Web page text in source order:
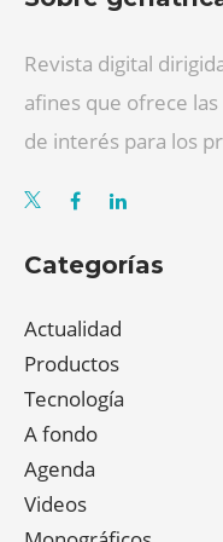
Revista digital
afines que ofrece
de interés para los
Categorías
Actualidad
Productos
Tecnología
A fondo
Agenda
Videos